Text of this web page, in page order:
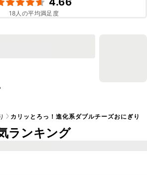
18人の平均満足度
カリッとろっ！進化系ダブルチーズおにぎり
ランキング